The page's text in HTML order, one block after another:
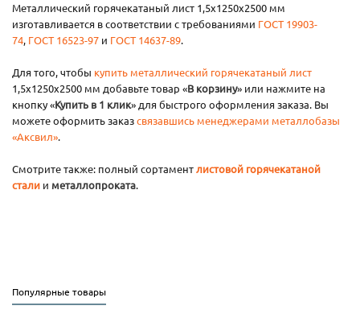
Металлический горячекатаный лист 1,5х1250х2500 мм
изготавливается в соответствии с требованиями ГОСТ 19903-
74, ГОСТ 16523-97 и ГОСТ 14637-89.
Для того, чтобы купить металлический горячекатаный лист
1,5х1250х2500 мм добавьте товар «В корзину» или нажмите на
кнопку «Купить в 1 клик» для быстрого оформления заказа. Вы
можете оформить заказсвязавшись менеджерами металлобазы
«Аксвил».
Смотрите также: полный сортаментлистовой горячекатаной
стали и металлопроката.
Популярные товары